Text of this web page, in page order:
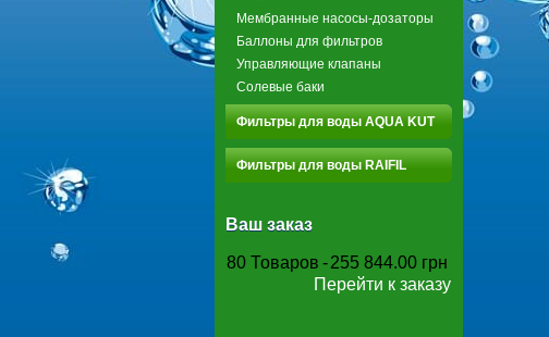
Мембранные насосы-дозаторы
Баллоны для фильтров
Управляющие клапаны
Солевые баки
Фильтры для воды AQUA KUT
Фильтры для воды RAIFIL
Ваш заказ
80 Товаров -255 844.00 грн
Перейти к заказу